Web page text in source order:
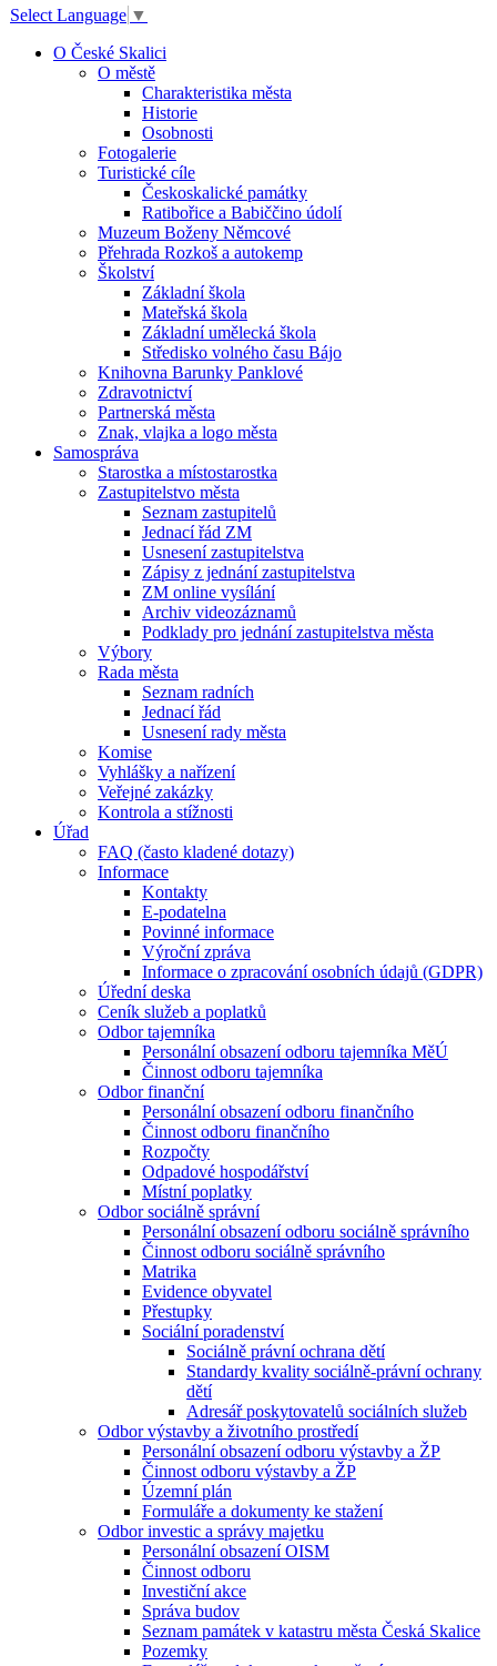
Select Language ▼
O České Skalici
O městě
Charakteristika města
Historie
Osobnosti
Fotogalerie
Turistické cíle
Českoskalické památky
Ratibořice a Babiččino údolí
Muzeum Boženy Němcové
Přehrada Rozkoš a autokemp
Školství
Základní škola
Mateřská škola
Základní umělecká škola
Středisko volného času Bájo
Knihovna Barunky Panklové
Zdravotnictví
Partnerská města
Znak, vlajka a logo města
Samospráva
Starostka a místostarostka
Zastupitelstvo města
Seznam zastupitelů
Jednací řád ZM
Usnesení zastupitelstva
Zápisy z jednání zastupitelstva
ZM online vysílání
Archiv videozáznamů
Podklady pro jednání zastupitelstva města
Výbory
Rada města
Seznam radních
Jednací řád
Usnesení rady města
Komise
Vyhlášky a nařízení
Veřejné zakázky
Kontrola a stížnosti
Úřad
FAQ (často kladené dotazy)
Informace
Kontakty
E-podatelna
Povinné informace
Výroční zpráva
Informace o zpracování osobních údajů (GDPR)
Úřední deska
Ceník služeb a poplatků
Odbor tajemníka
Personální obsazení odboru tajemníka MěÚ
Činnost odboru tajemníka
Odbor finanční
Personální obsazení odboru finančního
Činnost odboru finančního
Rozpočty
Odpadové hospodářství
Místní poplatky
Odbor sociálně správní
Personální obsazení odboru sociálně správního
Činnost odboru sociálně správního
Matrika
Evidence obyvatel
Přestupky
Sociální poradenství
Sociálně právní ochrana dětí
Standardy kvality sociálně-právní ochrany
dětí
Adresář poskytovatelů sociálních služeb
Odbor výstavby a životního prostředí
Personální obsazení odboru výstavby a ŽP
Činnost odboru výstavby a ŽP
Územní plán
Formuláře a dokumenty ke stažení
Odbor investic a správy majetku
Personální obsazení OISM
Činnost odboru
Investiční akce
Správa budov
Seznam památek v katastru města Česká Skalice
Pozemky